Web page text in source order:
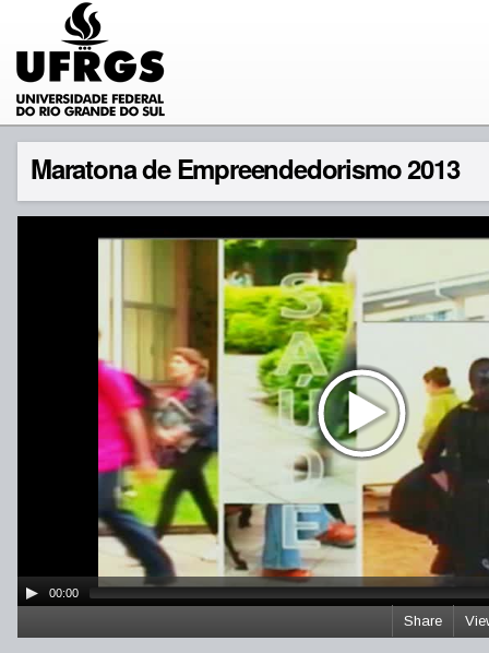
Maratona de Empreendedorismo 2013
00:00
Share